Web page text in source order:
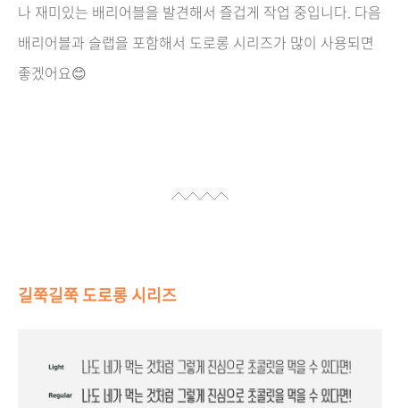
나 재미있는 배리어블을 발견해서 즐겁게 작업 중입니다. 다음
배리어블과 슬랩을 포함해서 도로롱 시리즈가 많이 사용되면
좋겠어요😊
길쭉길쭉 도로롱 시리즈